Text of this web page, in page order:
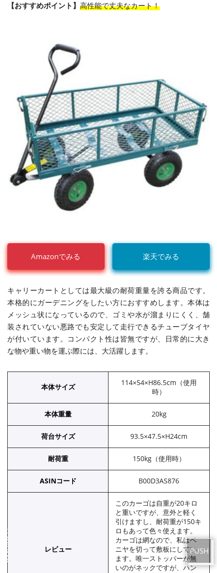
【おすすめポイント】 高性能で丈夫なカート！
Amazonでみる 楽天でみる
キャリーカートとしては最大級の耐荷重量を誇る商品です。
本格的にガーデニングをしたい方におすすめします。本体は
メッシュ状になっているので、ゴミや水が溜まりにくく、舗
装されていない悪路でも安定して走行できるチューブタイヤ
が付いています。コンパクト性は皆無ですが、日常的に大き
な物や重い物を運ぶ際には、大活躍します。
本体サイズ
114×54×H86.5cm（使用
時）
本体重量 20kg
荷台サイズ 93.5×47.5×H24cm
耐荷重 150kg（使用時）
ASINコード B00D3AS876
レビュー
このカーゴは自重が20キロ
と重いですが、意外と軽く
引けますし、耐荷重が150キ
ロもあって色々使えます。
カーゴは網なので、私はベ
ニヤを切って敷板にしてい
ます。唯一ストッパーが無
いのがネックですが、ハン
©OSUMO